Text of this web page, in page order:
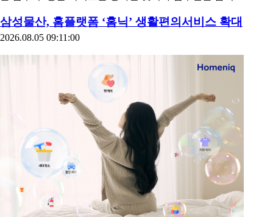
삼성물산 건설부문이 자사 홈플랫폼 '홈닉(Homeniq)'에 청소와
세차, 의류 수거, 반려동물 돌봄 등 생활편의서비스 4종을 추가하
며 서비스 경쟁력을 강화한다.삼성물산은 생활밀착형 서비스 기
업들과 협업해 △세대 청소 '청연' △출장 세차·차량 관리 '갓차'
△반려동물 케어 '와요' △의류 수거 '픽옷' 서비스를 새롭게 선보
인다고 5일 밝혔다. 지난 5월 입주 전 서비스 확대에 이어 이번에
는 입주 후 생활 서비스를 강화한 것이다.입주민은 홈닉..
삼성물산, 홈플랫폼 ‘홈닉’ 생활편의서비스 확대
2026.08.05 09:11:00